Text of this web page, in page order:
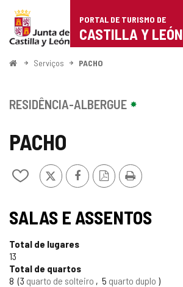
Portal
de
Turismo
Castilla
León
PORTAL DE TURISMO DE
CASTILLA Y LEÓN
ComeçoServiços PACHO
PACHO
Adicionar
de
meus
x FacebookVersão
PDF
Imprimir
RESIDÊNCIA-ALBERGUE
SALAS E ASSENTOS
Total de lugares
13
Total de quartos
8 3 quarto de solteiro 5 quarto duplo